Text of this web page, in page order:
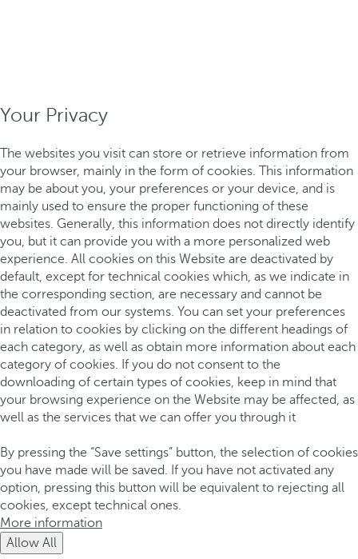
Your Privacy
The websites you visit can store or retrieve information from
your browser, mainly in the form of cookies. This information
may be about you, your preferences or your device, and is
mainly used to ensure the proper functioning of these
websites. Generally, this information does not directly identify
you, but it can provide you with a more personalized web
experience. All cookies on this Website are deactivated by
default, except for technical cookies which, as we indicate in
the corresponding section, are necessary and cannot be
deactivated from our systems. You can set your preferences
in relation to cookies by clicking on the different headings of
each category, as well as obtain more information about each
category of cookies. If you do not consent to the
downloading of certain types of cookies, keep in mind that
your browsing experience on the Website may be affected, as
well as the services that we can offer you through it
By pressing the “Save settings” button, the selection of cookies
you have made will be saved. If you have not activated any
option, pressing this button will be equivalent to rejecting all
cookies, except technical ones.
More information
Allow All